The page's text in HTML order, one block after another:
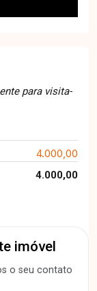
para visita-
4.000,00
4.000,00
imóvel
o seu contato